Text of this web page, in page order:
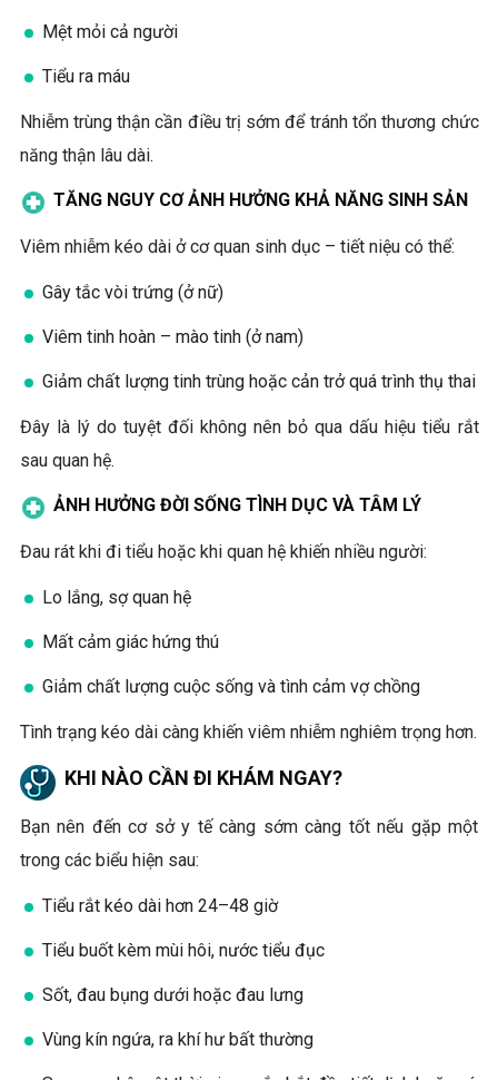
Mệt mỏi cả người
Tiểu ra máu
Nhiễm trùng thận cần điều trị sớm để tránh tổn thương chức
năng thận lâu dài.
TĂNG NGUY CƠ ẢNH HƯỞNG KHẢ NĂNG SINH SẢN
Viêm nhiễm kéo dài ở cơ quan sinh dục – tiết niệu có thể:
Gây tắc vòi trứng (ở nữ)
Viêm tinh hoàn – mào tinh (ở nam)
Giảm chất lượng tinh trùng hoặc cản trở quá trình thụ thai
Đây là lý do tuyệt đối không nên bỏ qua dấu hiệu tiểu rắt
sau quan hệ.
ẢNH HƯỞNG ĐỜI SỐNG TÌNH DỤC VÀ TÂM LÝ
Đau rát khi đi tiểu hoặc khi quan hệ khiến nhiều người:
Lo lắng, sợ quan hệ
Mất cảm giác hứng thú
Giảm chất lượng cuộc sống và tình cảm vợ chồng
Tình trạng kéo dài càng khiến viêm nhiễm nghiêm trọng hơn.
KHI NÀO CẦN ĐI KHÁM NGAY?
Bạn nên đến cơ sở y tế càng sớm càng tốt nếu gặp một
trong các biểu hiện sau:
Tiểu rắt kéo dài hơn 24–48 giờ
Tiểu buốt kèm mùi hôi, nước tiểu đục
Sốt, đau bụng dưới hoặc đau lưng
Vùng kín ngứa, ra khí hư bất thường